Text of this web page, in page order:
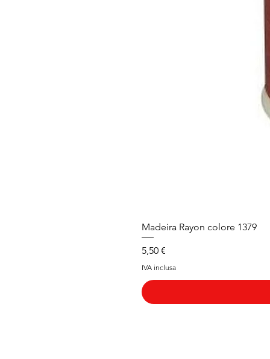
Madeira Rayon colore 1379
Prezzo
5,50 €
IVA inclusa